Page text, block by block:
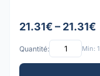
21.31€ – 21.31€
Quantité: Min: 1